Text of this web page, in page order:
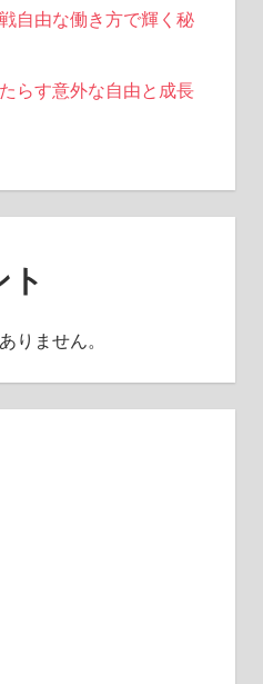
自由な働き方で輝く秘
らす意外な自由と成長
りません。